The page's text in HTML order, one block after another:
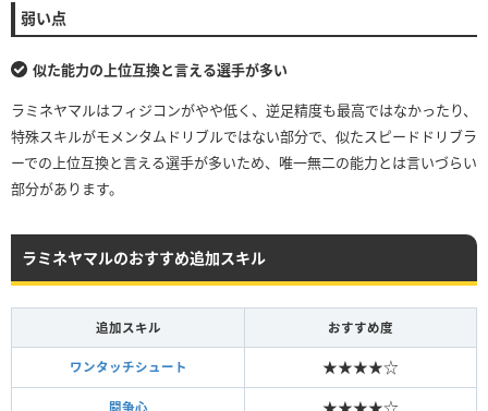
弱い点
似た能力の上位互換と言える選手が多い
ラミネヤマルはフィジコンがやや低く、逆足精度も最高ではなかったり、
特殊スキルがモメンタムドリブルではない部分で、似たスピードドリブラ
ーでの上位互換と言える選手が多いため、唯一無二の能力とは言いづらい
部分があります。
ラミネヤマルのおすすめ追加スキル
追加スキル おすすめ度
ワンタッチシュート ★★★★☆
闘争心 ★★★★☆